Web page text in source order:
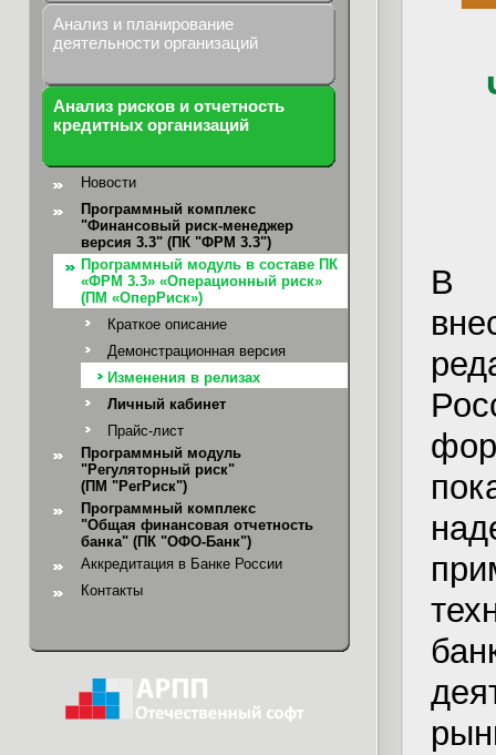
Анализ и планирование
деятельности организаций
Анализ рисков и отчетность
кредитных организаций
Новости
Программный комплекс
"Финансовый риск-менеджер
версия 3.3" (ПК "ФРМ 3.3")
Программный модуль в составе ПК
«ФРМ 3.3» «Операционный риск»
(ПМ «ОперРиск»)
Краткое описание
Демонстрационная версия
Изменения в релизах
Личный кабинет
Прайс-лист
Программный модуль
"Регуляторный риск"
(ПМ "РегРиск")
Программный комплекс
"Общая финансовая отчетность
банка" (ПК "ОФО-Банк")
Аккредитация в Банке России
Контакты
В